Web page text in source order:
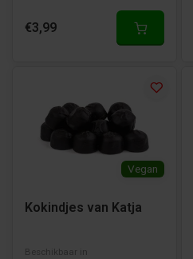
€3,99
Vegan
Kokindjes van Katja
Beschikbaar in